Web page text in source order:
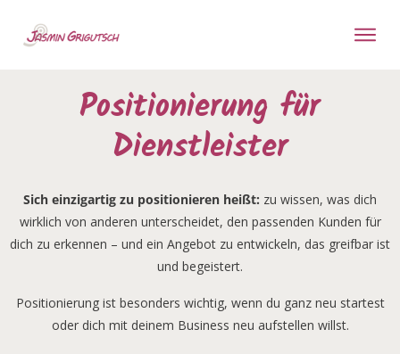
Positionierung für
Dienstleister
Sich einzigartig zu positionieren heißt: zu wissen, was dich
wirklich von anderen unterscheidet, den passenden Kunden für
dich zu erkennen – und ein Angebot zu entwickeln, das greifbar ist
und begeistert.
Positionierung ist besonders wichtig, wenn du ganz neu startest
oder dich mit deinem Business neu aufstellen willst.